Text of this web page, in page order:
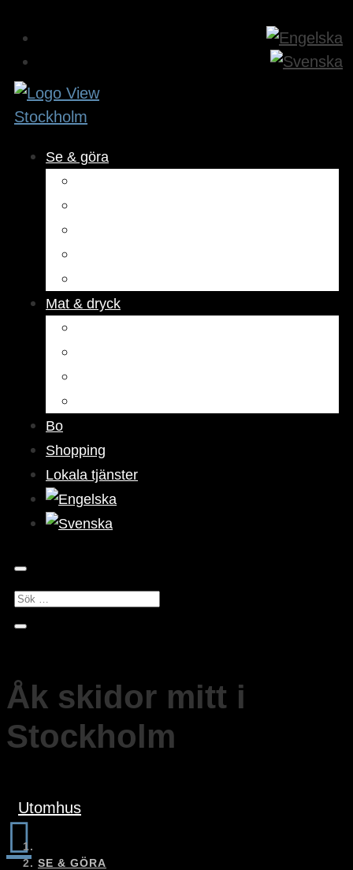
Se & göra
Mat & dryck
Bo
Shopping
Lokala tjänster
Åk skidor mitt i
Stockholm
Utomhus

SE & GÖRA